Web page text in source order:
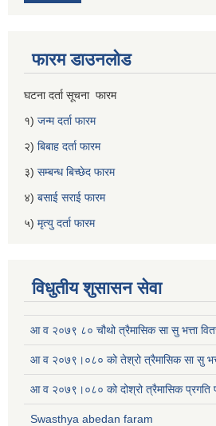
फारम डाउनलोड
घटना दर्ता सूचना फारम
१) जन्म दर्ता फारम
२) बिबाह दर्ता फारम
३) सम्बन्ध बिच्छेद फारम
४) बसाई सराई फारम
५) मृत्यु दर्ता फारम
विधुतीय शुसासन सेवा
आ व २०७९ ८० चौथो त्रैमासिक सा सु भत्ता
आ व २०७९।०८० को तेश्रो त्रैमासिक सा सु
आ व २०७९।०८० को दोश्रो त्रैमासिक प्रगति
Swasthya abedan faram